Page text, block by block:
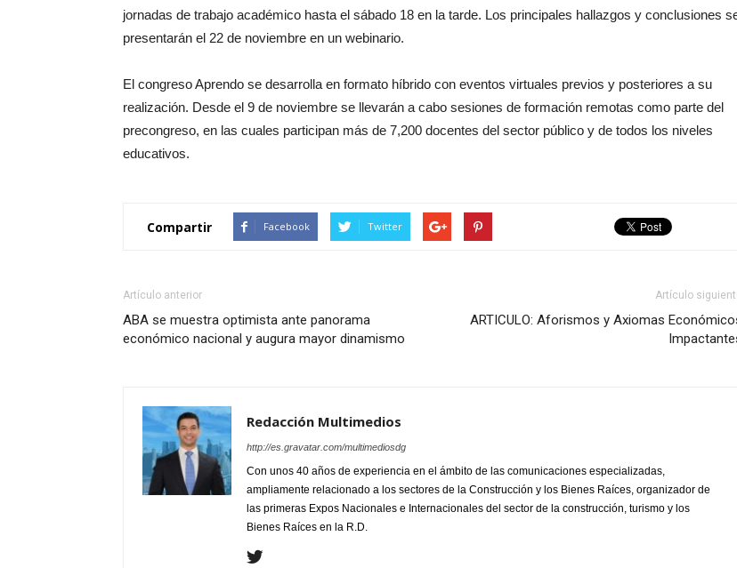
jornadas de trabajo académico hasta el sábado 18 en la tarde. Los principales hallazgos y conclusiones
presentarán el 22 de noviembre en un webinario.
El congreso Aprendo se desarrolla en formato híbrido con eventos virtuales previos y posteriores a su
realización. Desde el 9 de noviembre se llevarán a cabo sesiones de formación remotas como parte del
precongreso, en las cuales participan más de 7,200 docentes del sector público y de todos los niveles
educativos.
Compartir Facebook Twitter
Artículo anterior
ABA se muestra optimista ante panorama
económico nacional y augura mayor dinamismo
Artículo
ARTICULO: Aforismos y Axiomas
Redacción Multimedios
http://es.gravatar.com/multimediosdg
Con unos 40 años de experiencia en el ámbito de las comunicaciones especializadas,
ampliamente relacionado a los sectores de la Construcción y los Bienes Raíces, organizador de
las primeras Expos Nacionales e Internacionales del sector de la construcción, turismo y los
Bienes Raíces en la R.D.